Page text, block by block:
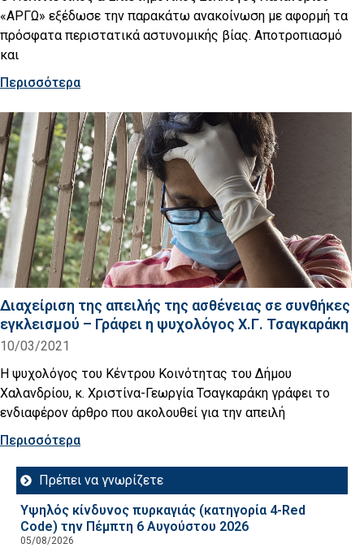
«ΑΡΓΩ» εξέδωσε την παρακάτω ανακοίνωση με αφορμή τα
πρόσφατα περιστατικά αστυνομικής βίας. Αποτροπιασμό
και
Περισσότερα
Διαχείριση της απειλής της ασθένειας σε συνθήκες
εγκλεισμού – Γράφει η ψυχολόγος Χ.Γ. Τσαγκαράκη
10/03/2021
Η ψυχολόγος του Κέντρου Κοινότητας του Δήμου
Χαλανδρίου, κ. Χριστίνα-Γεωργία Τσαγκαράκη γράφει το
ενδιαφέρον άρθρο που ακολουθεί για την απειλή
Περισσότερα
Πρέπει να γνωρίζετε
Υψηλός κίνδυνος πυρκαγιάς (κατηγορία 4-Red
Code) την Πέμπτη 6 Αυγούστου 2026
05/08/2026